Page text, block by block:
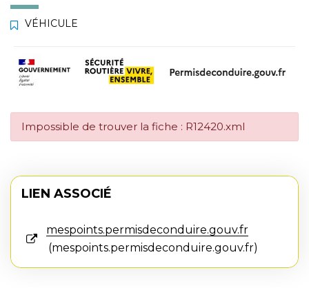
VÉHICULE
Impossible de trouver la fiche : R12420.xml
LIEN ASSOCIÉ
mespoints.permisdeconduire.gouv.fr
mespoints.permisdeconduire.gouv.fr